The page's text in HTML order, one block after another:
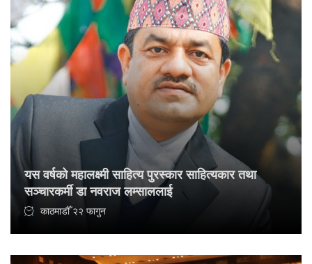
यस वर्षको महालक्ष्मी साहित्य पुरस्कार साहित्यकार तथा
सञ्चारकर्मी डा नवराज लम्साललाई
काठमाडौँ २२ फागुन